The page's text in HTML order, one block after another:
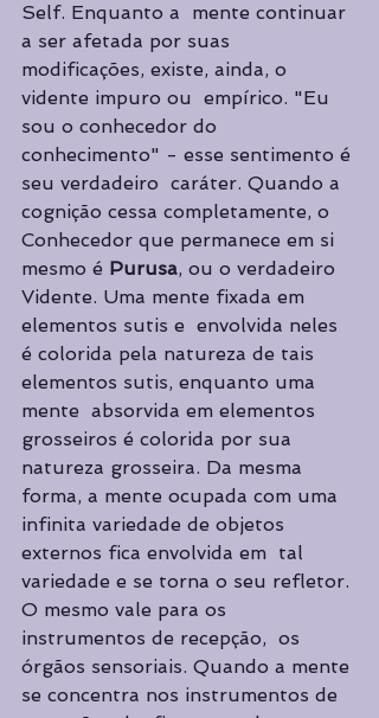
Self. Enquanto a  mente continuar
a ser afetada por suas
modificações, existe, ainda, o
vidente impuro ou  empírico. "Eu
sou o conhecedor do
conhecimento" - esse sentimento é
seu verdadeiro  caráter. Quando a
cognição cessa completamente, o
Conhecedor que permanece em si
mesmo é Purusa, ou o verdadeiro
Vidente. Uma mente fixada em
elementos sutis e  envolvida neles
é colorida pela natureza de tais
elementos sutis, enquanto uma
mente  absorvida em elementos
grosseiros é colorida por sua
natureza grosseira. Da mesma
forma, a mente ocupada com uma
infinita variedade de objetos
externos fica envolvida em  tal
variedade e se torna o seu refletor.
O mesmo vale para os
instrumentos de recepção,  os
órgãos sensoriais. Quando a mente
se concentra nos instrumentos de